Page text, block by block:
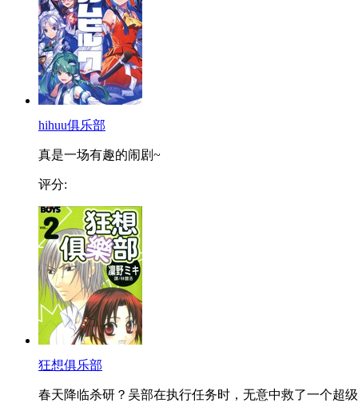
hihuu俱乐部
真是一场有趣的闹剧~
评分:
狂想俱乐部
春天降临杀研？吴部在执行任务时，无意中救了一个超